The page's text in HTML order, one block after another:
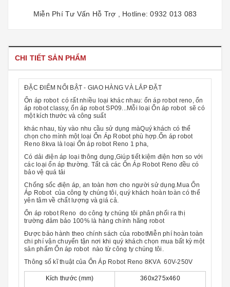
Miễn Phí Tư Vấn Hỗ Trợ , Hotline: 0932 013 083
CHI TIẾT SẢN PHẨM
ĐẶC ĐIỂM NỔI BẬT - GIAO HÀNG VÀ LẮP ĐẶT
Ổn áp robotcó rất nhiều loại khác nhau: ổn áp robot reno, ổn
áp robot classy, ổn áp robot SP09...Mỗi loạiỔn áp robotsẽ có
một kích thước và công suất
khác nhau, tùy vào nhu cầu sử dụng màQuý khách có thể
chọn cho mình một loại Ổn Áp Robotphù hợp.Ổn áp robot
Reno 8kva là loại Ổn áp robot Reno 1 pha,
Có dải điện áp loại thông dụng,Giúp tiết kiệm điện hơn so với
các loại ổn áp thường. Tất cả các Ổn Áp Robot Reno đều có
bảo vệ quá tải
Chống sốc điện áp, an toàn hơn cho người sử dụng.Mua Ổn
Áp Robot của công ty chúng tôi, quý khách hoàn toàn có thể
yên tâm về chất lượng và giá cả.
Ổn áp robot Reno do công ty chúng tôi phân phối ra thị
trường đảm bảo 100% là hàng chính hãng robot
Được bảo hành theo chính sách của robotMiễn phí hoàn toàn
chi phí vận chuyển tận nơi khi quý khách chọn mua bất kỳ một
sản phẩmỔn áp robot nào từ công ty chúng tôi.
Thông số kĩ thuật của Ổn Áp Robot Reno 8KVA60V-250V
Kích thước (mm) 360x275x460